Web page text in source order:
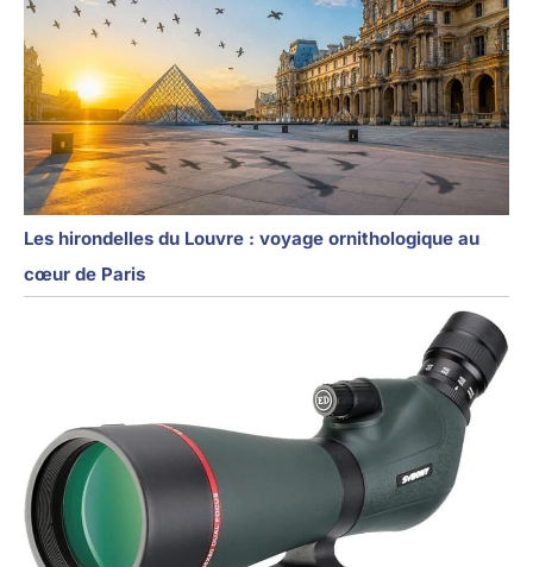
Les hirondelles du Louvre : voyage ornithologique au
cœur de Paris